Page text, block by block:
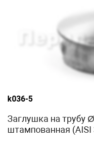
k036-5
Заглушка на трубу
штампованная (AISI